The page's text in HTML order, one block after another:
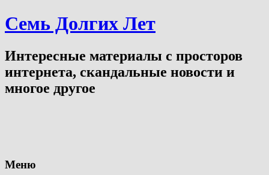
Семь Долгих Лет
Интересные материалы с просторов
интернета, скандальные новости и
многое другое
Меню